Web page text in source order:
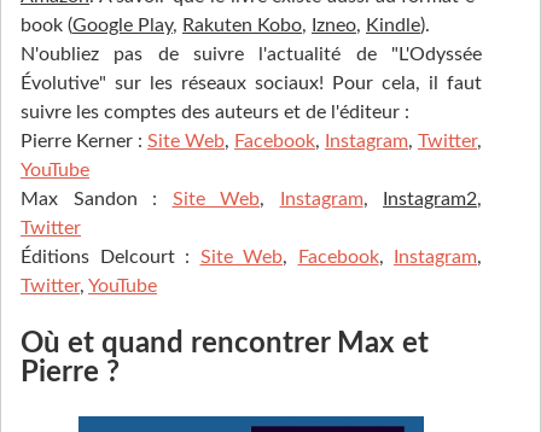
book (Google Play, Rakuten Kobo, Izneo, Kindle).
N'oubliez pas de suivre l'actualité de "L'Odyssée
Évolutive" sur les réseaux sociaux! Pour cela, il faut
suivre les comptes des auteurs et de l'éditeur :
Pierre Kerner : Site Web, Facebook, Instagram, Twitter,
YouTube
Max Sandon : Site Web, Instagram, Instagram2,
Twitter
Éditions Delcourt : Site Web, Facebook, Instagram,
Twitter, YouTube
Où et quand rencontrer Max et
Pierre ?